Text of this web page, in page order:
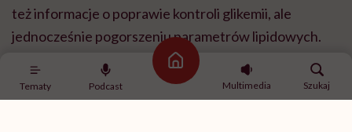
Tematy Podcast
Strona główna
Multimedia
Szukaj
też informacje o poprawie kontroli glikemii, ale
jednocześnie pogorszeniu parametrów lipidowych.
Trzeba jednak bardzo wyraźnie powiedzieć, że nie
było to badanie, w którym 100 osób wprowadzono na